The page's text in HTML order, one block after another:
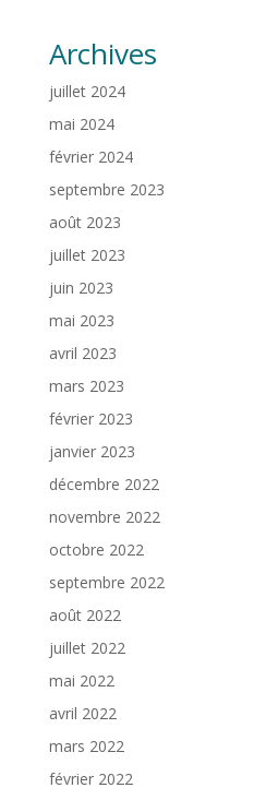
Archives
juillet 2024
mai 2024
février 2024
septembre 2023
août 2023
juillet 2023
juin 2023
mai 2023
avril 2023
mars 2023
février 2023
janvier 2023
décembre 2022
novembre 2022
octobre 2022
septembre 2022
août 2022
juillet 2022
mai 2022
avril 2022
mars 2022
février 2022